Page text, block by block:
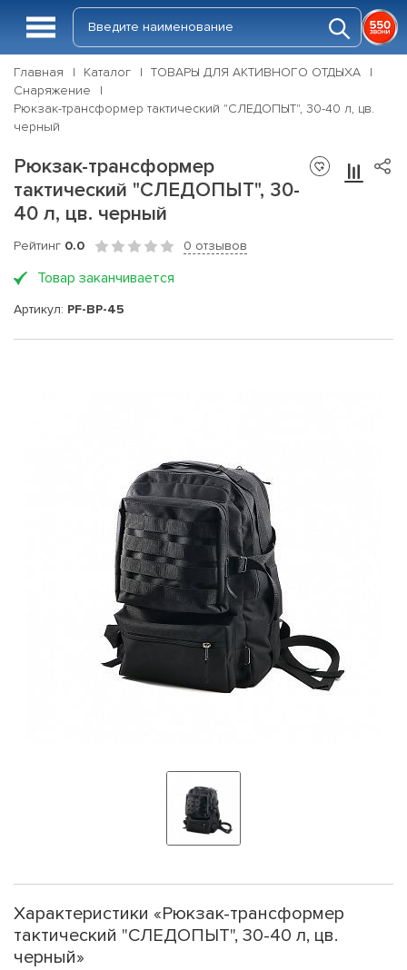
Главная Каталог
ТОВАРЫ ДЛЯ АКТИВНОГО ОТДЫХА
Снаряжение
Рюкзак-трансформер тактический "СЛЕДОПЫТ", 30-40 л, цв.
черный
Рюкзак-трансформер
тактический "СЛЕДОПЫТ", 30-
40 л, цв. черный
Рейтинг 0.0 0 отзывов
Товар заканчивается
Артикул: PF-BP-45
Характеристики «Рюкзак-трансформер
тактический "СЛЕДОПЫТ", 30-40 л, цв.
черный»